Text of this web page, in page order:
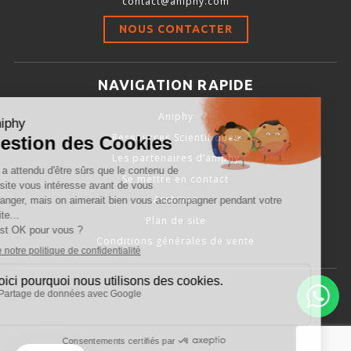
Stimulation-évaluation Thermique
ACTIVITÉ LOCOMOTRICE ET EXPLORATOIRE
COORDINATION ET SENSORI-MOTEUR
INTERACTION SOCIALE
RYTHMES CIRCADIENS
DÉVELOPPEMENTS À FAÇON
PORTIQUES & STATIONS D’ANÉSTHÉSIE
ASPIRATEURS ET CARTOUCHES CHARBON ACTIF
ÉVAPORATEURS
NOUS CONTACTER
NAVIGATION RAPIDE
Aniphy
Ressources Scientifiques
Les partenaires d’aniphy
Se mettre en contact
Archives
Plan de site
Conditions générales de vente